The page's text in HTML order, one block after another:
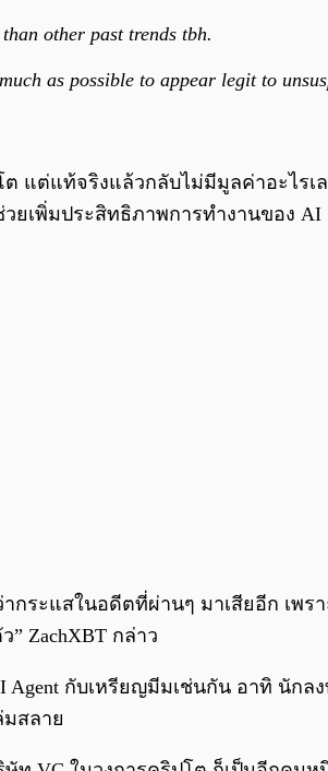
other past trends tbh.
as possible to appear legit to
แต่แท้จริงแล้วกลับไม่มีมูลค่าอะไร
ยเพิ่มประสิทธิภาพการทำงานของ AI
กระแสในอดีตที่ผ่านๆ มาเสียอีก เ
ZachXBT กล่าว
Agent กับเหรียญมีมเช่นกัน อาทิ นักล
สลาย